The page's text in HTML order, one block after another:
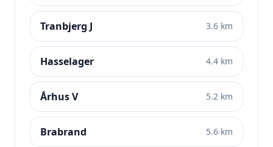
Tranbjerg J 3.6 km
Hasselager 4.4 km
Århus V 5.2 km
Brabrand 5.6 km